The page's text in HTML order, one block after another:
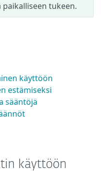
tukeen.
käyttöön
estämiseksi
sääntöjä
käyttöön